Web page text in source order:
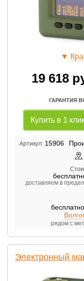
▼
19 618
ГАРАНТИЯ
Купить в 1
Артикул: 15906
доставляем в
бесплатно
рядом с
Электронный